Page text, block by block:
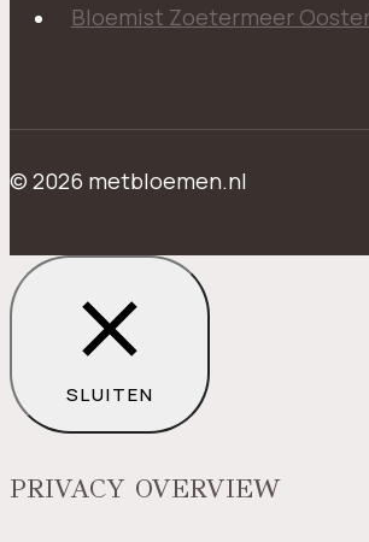
Bloemist Zoetermeer
© 2026 metbloemen.nl
SLUITEN
PRIVACY OVERVIEW